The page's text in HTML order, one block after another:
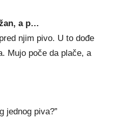
a p…
njim pivo. U to dođe
Mujo poče da plače, a
jednog piva?”